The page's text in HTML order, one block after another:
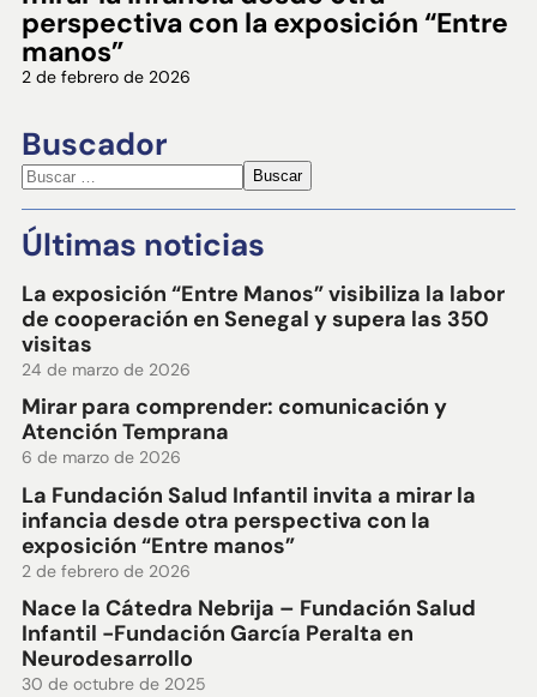
perspectiva con la exposición “Entre
manos”
2 de febrero de 2026
Buscador
Últimas noticias
La exposición “Entre Manos” visibiliza la labor
de cooperación en Senegal y supera las 350
visitas
24 de marzo de 2026
Mirar para comprender: comunicación y
Atención Temprana
6 de marzo de 2026
La Fundación Salud Infantil invita a mirar la
infancia desde otra perspectiva con la
exposición “Entre manos”
2 de febrero de 2026
Nace la Cátedra Nebrija – Fundación Salud
Infantil -Fundación García Peralta en
Neurodesarrollo
30 de octubre de 2025